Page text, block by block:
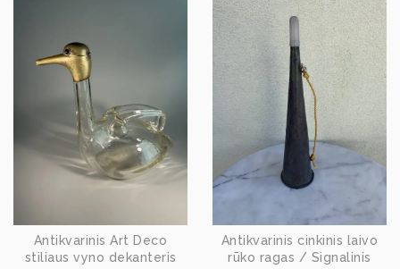
Antikvarinis Art Deco
stiliaus vyno dekanteris
Antikvarinis cinkinis laivo
rūko ragas / Signalinis